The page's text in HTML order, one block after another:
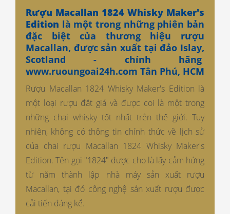
Rượu Macallan 1824 Whisky Maker's
Edition là một trong những phiên bản
đặc biệt của thương hiệu rượu
Macallan, được sản xuất tại đảo Islay,
Scotland - chính hãng
www.ruoungoai24h.com Tân Phú, HCM
Rượu Macallan 1824 Whisky Maker's Edition là
một loại rượu đắt giá và được coi là một trong
những chai whisky tốt nhất trên thế giới. Tuy
nhiên, không có thông tin chính thức về lịch sử
của chai rượu Macallan 1824 Whisky Maker's
Edition. Tên gọi "1824" được cho là lấy cảm hứng
từ năm thành lập nhà máy sản xuất rượu
Macallan, tại đó công nghệ sản xuất rượu được
cải tiến đáng kể.